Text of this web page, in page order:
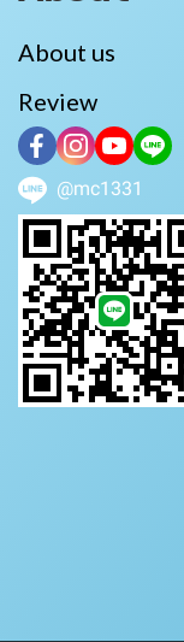
About us
Review
@mc1331